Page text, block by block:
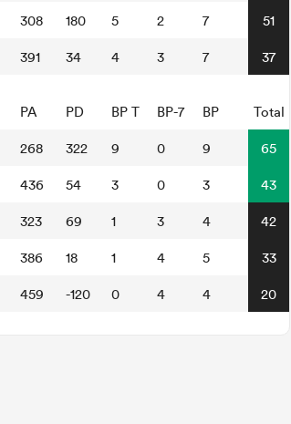
308 180 5 2 7 51
391 34 4 3 7 37
PA PD BP T BP-7 BP Total
268 322 9 0 9 65
436 54 3 0 3 43
323 69 1 3 4 42
386 18 1 4 5 33
459 -120 0 4 4 20